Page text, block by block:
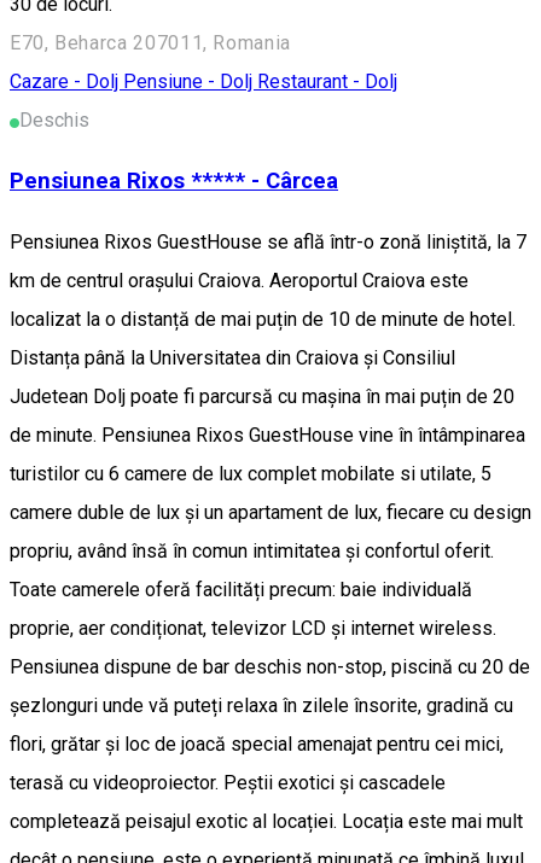
E70, Beharca 207011, Romania
Cazare - Dolj Pensiune - Dolj Restaurant - Dolj
Deschis
Pensiunea Rixos ***** - Cârcea
Pensiunea Rixos GuestHouse se află într-o zonă liniștită, la 7
km de centrul orașului Craiova. Aeroportul Craiova este
localizat la o distanță de mai puțin de 10 de minute de hotel.
Distanța până la Universitatea din Craiova și Consiliul
Judetean Dolj poate fi parcursă cu mașina în mai puțin de 20
de minute. Pensiunea Rixos GuestHouse vine în întâmpinarea
turistilor cu 6 camere de lux complet mobilate si utilate, 5
camere duble de lux și un apartament de lux, fiecare cu design
propriu, având însă în comun intimitatea și confortul oferit.
Toate camerele oferă facilități precum: baie individuală
proprie, aer condiționat, televizor LCD și internet wireless.
Pensiunea dispune de bar deschis non-stop, piscină cu 20 de
șezlonguri unde vă puteți relaxa în zilele însorite, gradină cu
flori, grătar și loc de joacă special amenajat pentru cei mici,
terasă cu videoproiector. Peștii exotici și cascadele
completează peisajul exotic al locației. Locația este mai mult